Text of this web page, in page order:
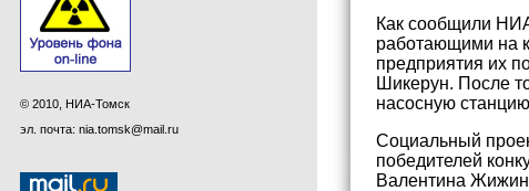
© 2010, НИА-Томск
эл. почта: nia.tomsk@mail.ru
Как сообщили
работающими на
предприятия их
Шикерун. После
насосную
Социальный
победителей
Валентина